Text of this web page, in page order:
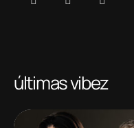
últimas vibez